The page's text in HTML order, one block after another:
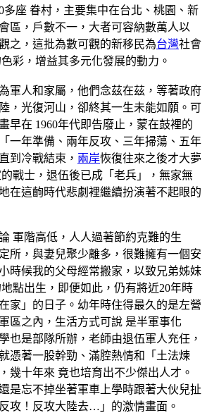
多座 眷村，主要集中在台北、桃園、新
區，戶數不一，大者可容納數萬人以
之，這批為數可觀的新移民為台灣社會
彩，增益其多元化發展的動力。
軍人和家屬，他們念茲在茲，等著政府
，光復河山，卻終其一生未能如願。可
早在 1960年代即告廢止，蒙在鼓裡的
一年準備、兩年反攻、三年掃蕩、五年
到冷戰結束， 兩岸恢復往來之後才大夢
戰士，退伍後已成「老兵」，無家無
在這齣時代悲劇裡繼續扮演著不起眼的
軍階高低，人人過著節約克難的生
所，與妻兒聚少離多，很難擁有一個安
時候我的父母經常搬家，以致兄弟姊妹
點出生，即便如此，仍有將近20年時
家」的日子。幼年時住得最久的是左營
區之內，生活方式可說 是半軍事化
也是部隊所辦，老師由退伍軍人充任，
憑著一股幹勁、滿腔熱情和「土法煉
幾十年來 竟也培育出不少傑出人才。
是忘不掉坐著軍車上學時跟著大伙兒扯
攻！反攻大陸去…」的激情畫面。